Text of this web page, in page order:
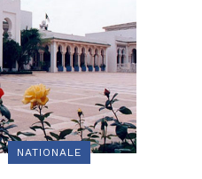
NATIONALE